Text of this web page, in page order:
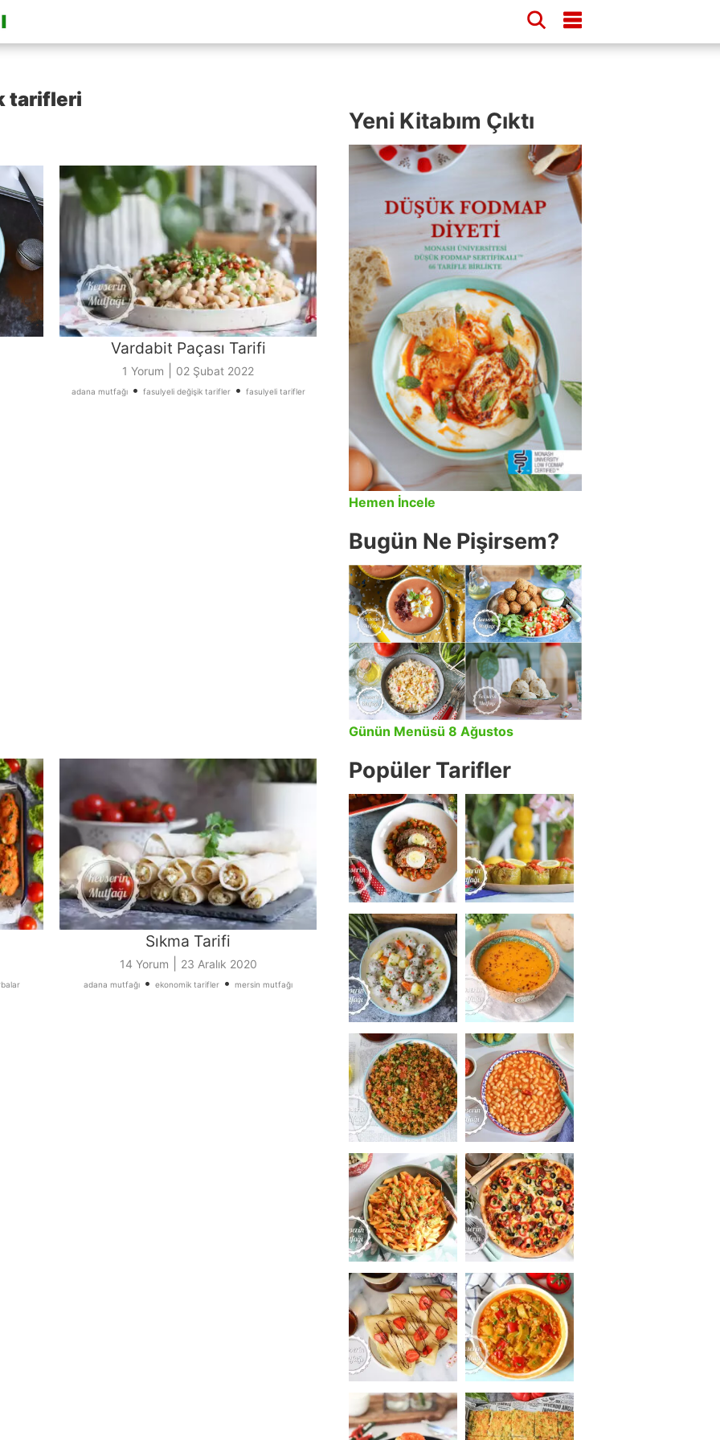
tarifleri
Vardabit Paçası Tarifi
1 Yorum 02 Şubat 2022
adana mutfağı• fasulyeli değişik tarifler• fasulyeli tarifler
Sıkma Tarifi
14 Yorum 23 Aralık 2020
adana mutfağı • ekonomik tarifler • mersin mutfağı
Yeni Kitabım Çıktı
Hemen İncele
Bugün Ne Pişirsem?
Günün Menüsü 8 Ağustos
Popüler Tarifler